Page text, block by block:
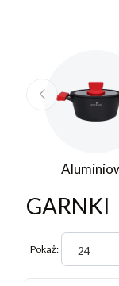
GARNKI
Pokaż: 24